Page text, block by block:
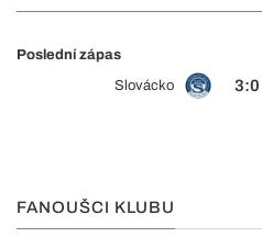
Poslední zápas
Slovácko
3:0
FANOUŠCI KLUBU